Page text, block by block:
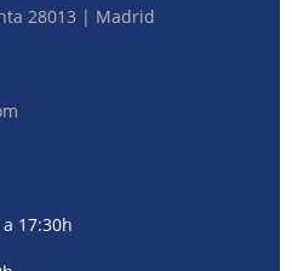
28013 | Madrid
17:30h